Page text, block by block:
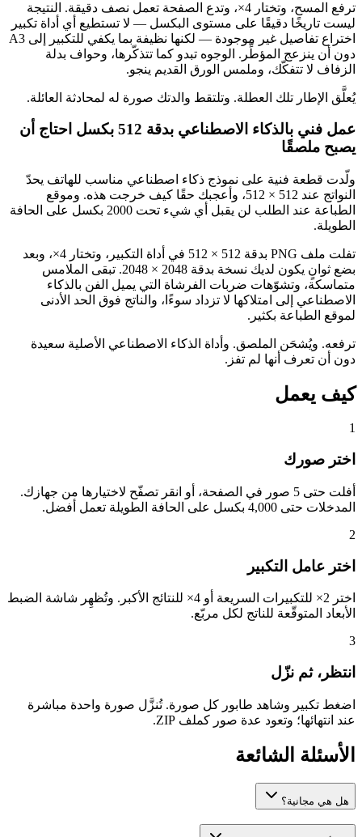
ترفع المسح، وتختار 4×، وتدع الصفحة تعمل نصف دقيقة. النتيجة
ليست تاريخًا دقيقًا على مستوى البكسل — لا تستطيع أي أداة تكبير
اختراع تفاصيل غير موجودة — لكنها نظيفة بما يكفي للتكبير إلى A3
دون أن ينزعج المؤطِّر. الوجوه تبدو كما تتذكّرها، وحواف بدلة
الزفاف لا تتفكّك، وملمس الورق القديم ينجو.
يُعلَّق الإطار تلك العطلة. وتلتقط والدتك صورة له لمحادثة العائلة.
عمل فني بالذكاء الاصطناعي بدقة 512 بكسل احتاج أن
يصبح ملصقًا
ولّدت قطعة فنية على نموذج ذكاء اصطناعي مناسب للهاتف يحدّ
النواتج عند 512 × 512، وأعجبك حقًا كيف خرجت هذه. وموقع
الطباعة عند الطلب لن يقبل أي شيء تحت 2000 بكسل على الحافة
الطويلة.
تفلت ملف PNG بدقة 512 × 512 في أداة التكبير، وتختار 4×، وبعد
بضع ثوانٍ يكون لديك نسخة بدقة 2048 × 2048. تبقى الملامس
متماسكة، وتشوّهات ضربات الفرشاة التي يميل الفن بالذكاء
الاصطناعي إلى امتلاكها لا تزداد سوءًا، والناتج فوق الحد الأدنى
لموقع الطباعة بكثير.
ترفعه. ويُشحَن الملصق. وأداة الذكاء الاصطناعي الأصلية سعيدة
دون أن تعرف أنها لم تفز.
كيف يعمل
1
اختر صورك
أفلت حتى 5 صور في الصفحة، أو انقر تصفّح لاختيارها من جهازك.
المدخلات حتى 4,000 بكسل على الحافة الطويلة تعمل أفضل.
2
اختر عامل التكبير
اختر 2× للتكبيرات السريعة أو 4× للنتائج الأكبر. وتُظهِر شاشة الضبط
الأبعاد المتوقّعة للناتج لكل مربّع.
3
انتظر، ثم نزّل
اضغط تكبير وشاهد طابور كل صورة. تُنزَّل صورة واحدة مباشرة
عند انتهائها؛ وتعود عدة صور كملف ZIP.
الأسئلة الشائعة
هل هي مجانية؟